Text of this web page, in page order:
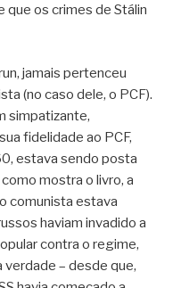
que os crimes de Stálin
jamais pertenceu
(no caso dele, o PCF).
simpatizante,
fidelidade ao PCF,
estava sendo posta
mostra o livro, a
comunista estava
haviam invadido a
contra o regime,
verdade – desde que,